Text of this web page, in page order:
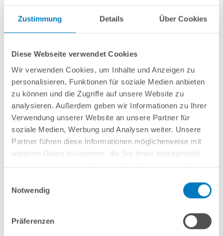
Zustimmung Details Über Cookies
Diese Webseite verwendet Cookies
Wir verwenden Cookies, um Inhalte und Anzeigen zu
personalisieren, Funktionen für soziale Medien anbieten
zu können und die Zugriffe auf unsere Website zu
analysieren. Außerdem geben wir Informationen zu Ihrer
Verwendung unserer Website an unsere Partner für
soziale Medien, Werbung und Analysen weiter. Unsere
Partner führen diese Informationen möglicherweise mit
weiteren Daten zusammen, die Sie ihnen bereitgestellt
Notwendig
Präferenzen
Weitere Informationen
aus ca. 0,8 mm starker, feuerverzinkter Stahlwand + sehr passgenauer,
sandfarbenerPVC-Poolfolie 0,8 mm mitEinhängebiese+ Kombi-
Spezialhandlauf aus hochwertigem und stabilem Aluminiumsowie
Bodenschienen aus Kunststoff.
Vergleichen Merken
Fragen? Wir helfen Ihnen gerne weiter: